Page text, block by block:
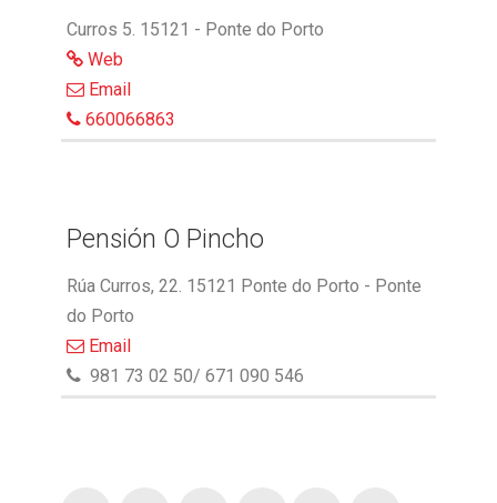
Curros 5. 15121 - Ponte do Porto
Web
Email
660066863
Pensión O Pincho
Rúa Curros, 22. 15121 Ponte do Porto - Ponte
do Porto
Email
981 73 02 50/ 671 090 546